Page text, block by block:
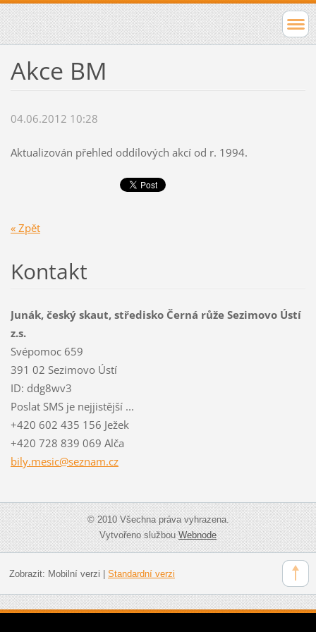
Akce BM
04.06.2012 10:28
Aktualizován přehled oddílových akcí od r. 1994.
« Zpět
Kontakt
Junák, český skaut, středisko Černá růže Sezimovo Ústí
z.s.
Svépomoc 659
391 02 Sezimovo Ústí
ID: ddg8wv3
Poslat SMS je nejjistější ...
+420 602 435 156 Ježek
+420 728 839 069 Alča
bily.mesic@seznam.cz
© 2010 Všechna práva vyhrazena.
Vytvořeno službouWebnode
Zobrazit: Mobilní verzi Standardní verzi